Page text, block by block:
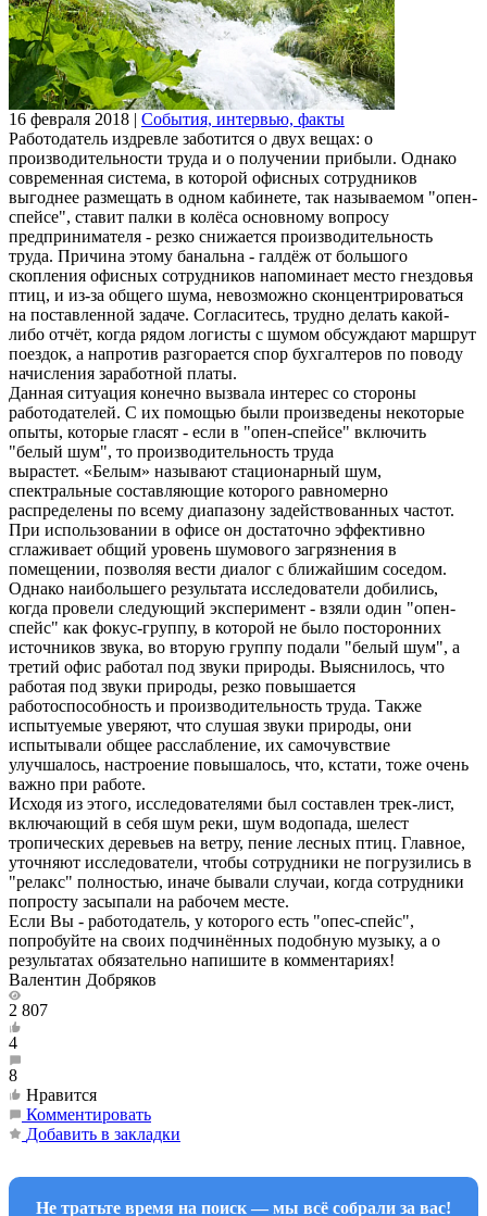
16 февраля 2018 | События, интервью, факты
Работодатель издревле заботится о двух вещах: о
производительности труда и о получении прибыли. Однако
современная система, в которой офисных сотрудников
выгоднее размещать в одном кабинете, так называемом "опен-
спейсе", ставит палки в колёса основному вопросу
предпринимателя - резко снижается производительность
труда. Причина этому банальна - галдёж от большого
скопления офисных сотрудников напоминает место гнездовья
птиц, и из-за общего шума, невозможно сконцентрироваться
на поставленной задаче. Согласитесь, трудно делать какой-
либо отчёт, когда рядом логисты с шумом обсуждают маршрут
поездок, а напротив разгорается спор бухгалтеров по поводу
начисления заработной платы.
Данная ситуация конечно вызвала интерес со стороны
работодателей. С их помощью были произведены некоторые
опыты, которые гласят - если в "опен-спейсе" включить
"белый шум", то производительность труда
вырастет. «Белым» называют стационарный шум,
спектральные составляющие которого равномерно
распределены по всему диапазону задействованных частот.
При использовании в офисе он достаточно эффективно
сглаживает общий уровень шумового загрязнения в
помещении, позволяя вести диалог с ближайшим соседом.
Однако наибольшего результата исследователи добились,
когда провели следующий эксперимент - взяли один "опен-
спейс" как фокус-группу, в которой не было посторонних
источников звука, во вторую группу подали "белый шум", а
третий офис работал под звуки природы. Выяснилось, что
работая под звуки природы, резко повышается
работоспособность и производительность труда. Также
испытуемые уверяют, что слушая звуки природы, они
испытывали общее расслабление, их самочувствие
улучшалось, настроение повышалось, что, кстати, тоже очень
важно при работе.
Исходя из этого, исследователями был составлен трек-лист,
включающий в себя шум реки, шум водопада, шелест
тропических деревьев на ветру, пение лесных птиц. Главное,
уточняют исследователи, чтобы сотрудники не погрузились в
"релакс" полностью, иначе бывали случаи, когда сотрудники
попросту засыпали на рабочем месте.
Если Вы - работодатель, у которого есть "опес-спейс",
попробуйте на своих подчинённых подобную музыку, а о
результатах обязательно напишите в комментариях!
Валентин Добряков
2 807
4
8
Нравится
Комментировать
Добавить в закладки
Не тратьте время на поиск — мы всё собрали за вас!